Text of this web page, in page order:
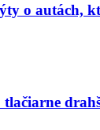
o autách,
tlačiarne